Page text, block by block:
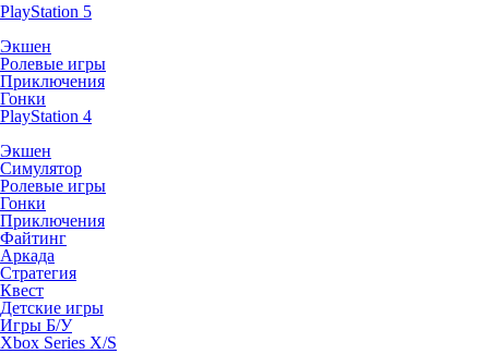
PlayStation 5
Экшен
Ролевые игры
Приключения
Гонки
PlayStation 4
Экшен
Симулятор
Ролевые игры
Гонки
Приключения
Файтинг
Аркада
Стратегия
Квест
Детские игры
Игры Б/У
Xbox Series X/S